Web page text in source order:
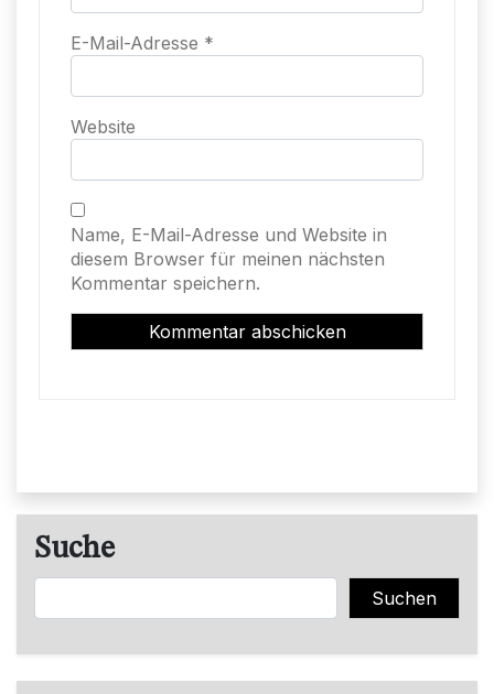
E-Mail-Adresse *
Website
Name, E-Mail-Adresse und Website in
diesem Browser für meinen nächsten
Kommentar speichern.
Suche
Suchen Suchen